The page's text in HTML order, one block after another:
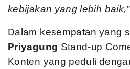
kebijakan yang lebih baik,”
Dalam kesempatan yang
Priyagung Stand-up
Konten yang peduli